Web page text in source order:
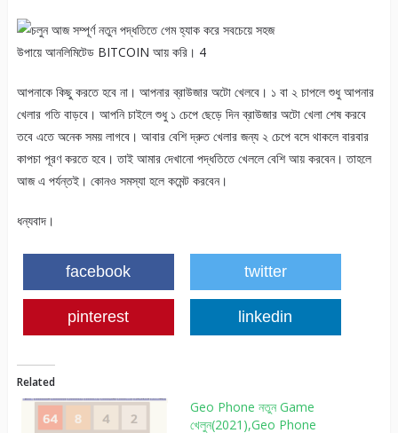
আপনাকে কিছু করতে হবে না। আপনার ব্রাউজার অটো খেলবে। ১ বা ২ চাপলে শুধু আপনার
খেলার গতি বাড়বে। আপনি চাইলে শুধু ১ চেপে ছেড়ে দিন ব্রাউজার অটো খেলা শেষ করবে
তবে এতে অনেক সময় লাগবে। আবার বেশি দ্রুত খেলার জন্য ২ চেপে বসে থাকলে বারবার
কাপচা পূরণ করতে হবে। তাই আমার দেখানো পদ্ধতিতে খেললে বেশি আয় করবেন। তাহলে
আজ এ পর্যন্তই। কোনও সমস্যা হলে কমেন্ট করবেন।
ধন্যবাদ।
facebook twitter
pinterest linkedin
Related
Geo Phone নতুন Game
খেলুন(2021),Geo Phone